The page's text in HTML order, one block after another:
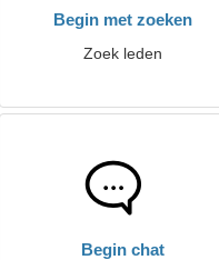
Begin met zoeken
Zoek leden
Begin chat